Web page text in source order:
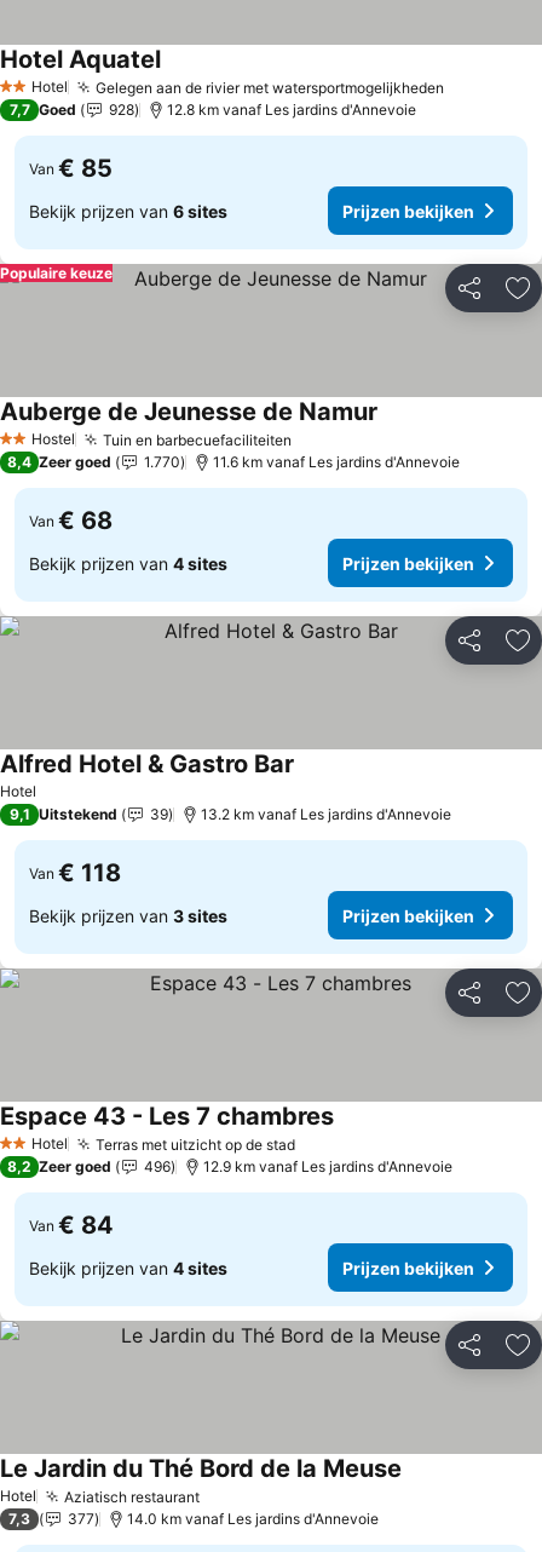
2 Sterren
Hotel Gelegen aan de rivier met watersportmogelijkheden
Hotel AquatelPrijzen bekijken
7,7 Goed 928 12.8 km vanaf Les jardins d'Annevoie
Van € 85
Bekijk prijzen van 6 sites Prijzen bekijken
Delen
Populaire keuze
2 Sterren
Hostel Tuin en barbecuefaciliteiten
Auberge de Jeunesse de Namur
8,4 Zeer goed 1.770 11.6 km vanaf Les jardins d'Annevoie
Van € 68
Bekijk prijzen van 4 sites Prijzen bekijken
Delen
Hotel
Alfred Hotel & Gastro Bar
9,1 Uitstekend 39 13.2 km vanaf Les jardins d'Annevoie
Van € 118
Bekijk prijzen van 3 sites Prijzen bekijken
Delen
2 Sterren
Hotel Terras met uitzicht op de stadPrijzen bekijken
Espace 43 - Les 7 chambresPrijzen bekijken
8,2 Zeer goed 496 12.9 km vanaf Les jardins d'Annevoie
Van € 84
Bekijk prijzen van 4 sites Prijzen bekijken
Delen
Hotel Aziatisch restaurantPrijzen bekijken
Le Jardin du Thé Bord de la Meuse
7,3 377 14.0 km vanaf Les jardins d'Annevoie